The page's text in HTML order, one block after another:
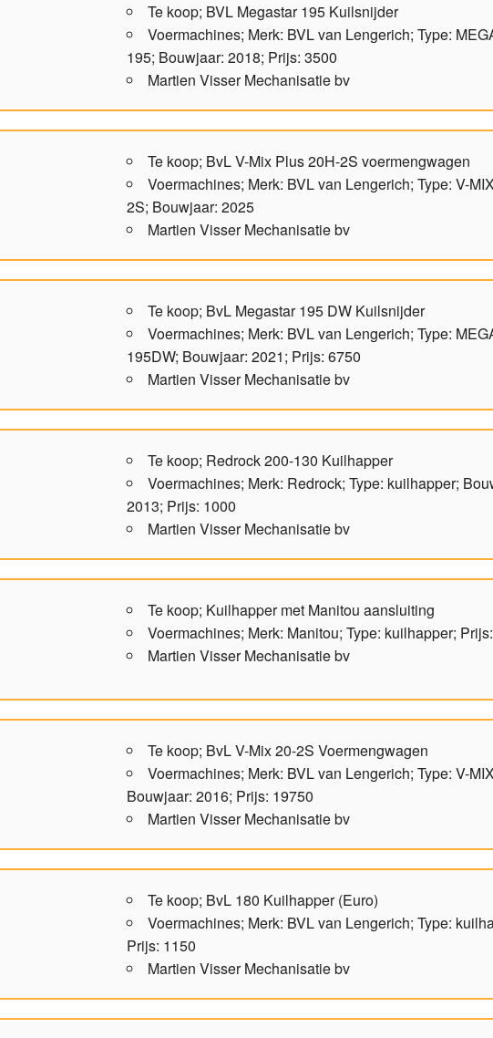
Te koop; BVL Megastar 195 Kuilsnijder
Voermachines; Merk: BVL van Lengerich; Type:
195; Bouwjaar: 2018; Prijs: 3500
Martien Visser Mechanisatie bv
Te koop; BvL V-Mix Plus 20H-2S voermengwagen
Voermachines; Merk: BVL van Lengerich; Type: V-
2S; Bouwjaar: 2025
Martien Visser Mechanisatie bv
Te koop; BvL Megastar 195 DW Kuilsnijder
Voermachines; Merk: BVL van Lengerich; Type:
195DW; Bouwjaar: 2021; Prijs: 6750
Martien Visser Mechanisatie bv
Te koop; Redrock 200-130 Kuilhapper
Voermachines; Merk: Redrock; Type: kuilhapper;
2013; Prijs: 1000
Martien Visser Mechanisatie bv
Te koop; Kuilhapper met Manitou aansluiting
Voermachines; Merk: Manitou; Type: kuilhapper;
Martien Visser Mechanisatie bv
Te koop; BvL V-Mix 20-2S Voermengwagen
Voermachines; Merk: BVL van Lengerich; Type: V-
Bouwjaar: 2016; Prijs: 19750
Martien Visser Mechanisatie bv
Te koop; BvL 180 Kuilhapper (Euro)
Voermachines; Merk: BVL van Lengerich; Type:
Prijs: 1150
Martien Visser Mechanisatie bv